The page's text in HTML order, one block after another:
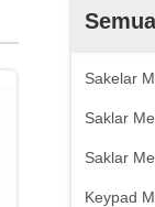
Sakelar
Saklar
Saklar
Keypad